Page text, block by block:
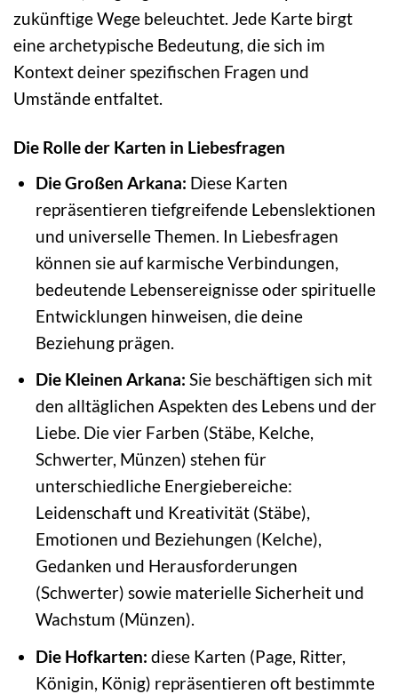
zukünftige Wege beleuchtet. Jede Karte birgt
eine archetypische Bedeutung, die sich im
Kontext deiner spezifischen Fragen und
Umstände entfaltet.
Die Rolle der Karten in Liebesfragen
Die Großen Arkana: Diese Karten
repräsentieren tiefgreifende Lebenslektionen
und universelle Themen. In Liebesfragen
können sie auf karmische Verbindungen,
bedeutende Lebensereignisse oder spirituelle
Entwicklungen hinweisen, die deine
Beziehung prägen.
Die Kleinen Arkana: Sie beschäftigen sich mit
den alltäglichen Aspekten des Lebens und der
Liebe. Die vier Farben (Stäbe, Kelche,
Schwerter, Münzen) stehen für
unterschiedliche Energiebereiche:
Leidenschaft und Kreativität (Stäbe),
Emotionen und Beziehungen (Kelche),
Gedanken und Herausforderungen
(Schwerter) sowie materielle Sicherheit und
Wachstum (Münzen).
Die Hofkarten: diese Karten (Page, Ritter,
Königin, König) repräsentieren oft bestimmte